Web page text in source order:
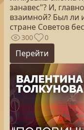
занавес"? И,
взаимной? Был ли
стране Советов
300 0
Перейти